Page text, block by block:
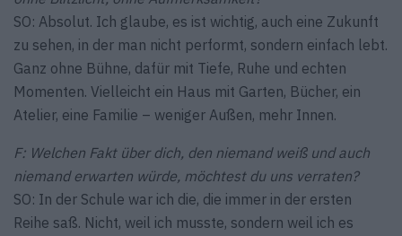
SO: Absolut. Ich glaube, es ist wichtig, auch eine Zukunft
zu sehen, in der man nicht performt, sondern einfach lebt.
Ganz ohne Bühne, dafür mit Tiefe, Ruhe und echten
Momenten. Vielleicht ein Haus mit Garten, Bücher, ein
Atelier, eine Familie – weniger Außen, mehr Innen.
F: Welchen Fakt über dich, den niemand weiß und auch
niemand erwarten würde, möchtest du uns verraten?
SO: In der Schule war ich die, die immer in der ersten
Reihe saß. Nicht, weil ich musste, sondern weil ich es